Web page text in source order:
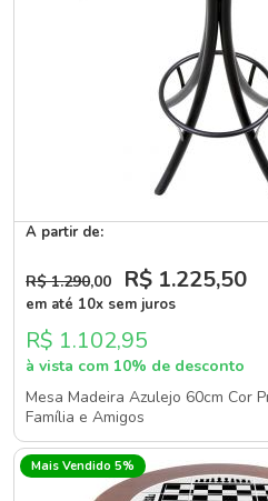
A partir de:
R$ 1.290,00 R$ 1.225,50
em até 10x sem juros
R$ 1.102,95
à vista com 10% de desconto
Mesa Madeira Azulejo 60cm Cor
Família e Amigos
Mais Vendido 5%